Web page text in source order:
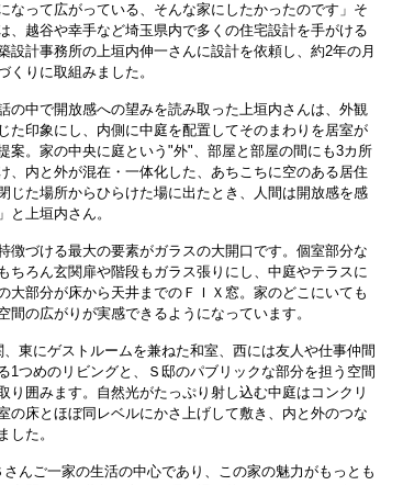
なって広がっている、そんな家にしたかったのです」そ
、越谷や幸手など埼玉県内で多くの住宅設計を手がける
設計事務所の上垣内伸一さんに設計を依頼し、約2年の月
くりに取組みました。
の中で開放感への望みを読み取った上垣内さんは、外観
た印象にし、内側に中庭を配置してそのまわりを居室が
案。家の中央に庭という"外"、部屋と部屋の間にも3カ所
、内と外が混在・一体化した、あちこちに空のある居住
じた場所からひらけた場に出たとき、人間は開放感を感
と上垣内さん。
徴づける最大の要素がガラスの大開口です。個室部分な
ちろん玄関扉や階段もガラス張りにし、中庭やテラスに
大部分が床から天井までのＦＩＸ窓。家のどこにいても
間の広がりが実感できるようになっています。
、東にゲストルームを兼ねた和室、西には友人や仕事仲間
1つめのリビングと、Ｓ邸のパブリックな部分を担う空間
り囲みます。自然光がたっぷり射し込む中庭はコンクリ
の床とほぼ同レベルにかさ上げして敷き、内と外のつな
した。
さんご一家の生活の中心であり、この家の魅力がもっとも